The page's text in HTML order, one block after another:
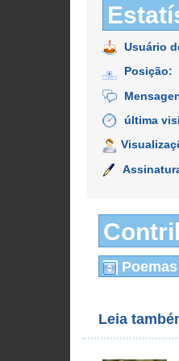
Usuário
Posição:
última
Leia